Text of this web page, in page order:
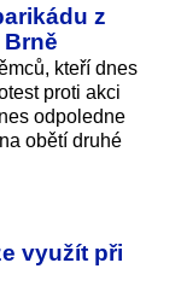
z
kteří dnes
proti akci
odpoledne
obětí druhé
využít při